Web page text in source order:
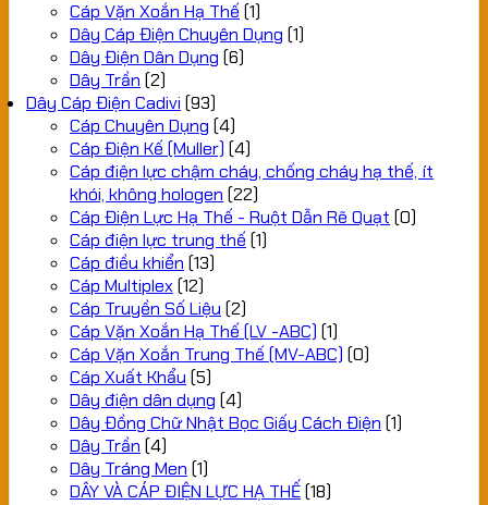
Cáp Vặn Xoắn Hạ Thế (1)
Dây Cáp Điện Chuyên Dụng (1)
Dây Điện Dân Dụng (6)
Dây Trần (2)
Dây Cáp Điện Cadivi (93)
Cáp Chuyên Dụng (4)
Cáp Điện Kế (Muller) (4)
Cáp điện lực chậm cháy, chống cháy hạ thế, ít
khói, không hologen (22)
Cáp Điện Lực Hạ Thế - Ruột Dẫn Rẽ Quạt (0)
Cáp điện lực trung thế (1)
Cáp điều khiển (13)
Cáp Multiplex(12)
Cáp Truyền Số Liệu (2)
Cáp Vặn Xoắn Hạ Thế (LV -ABC) (1)
Cáp Vặn Xoắn Trung Thế (MV-ABC) (0)
Cáp Xuất Khẩu (5)
Dây điện dân dụng (4)
Dây Đồng Chữ Nhật Bọc Giấy Cách Điện (1)
Dây Trần (4)
Dây Tráng Men (1)
DÂY VÀ CÁP ĐIỆN LỰC HẠ THẾ(18)